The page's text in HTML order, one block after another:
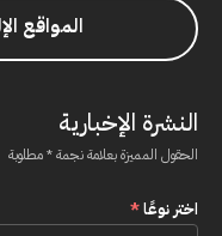
المواقع
النشرة الإخبارية
الحقول المميزة بعلامة نجمة * مطلوبة
اختر نوعًا*